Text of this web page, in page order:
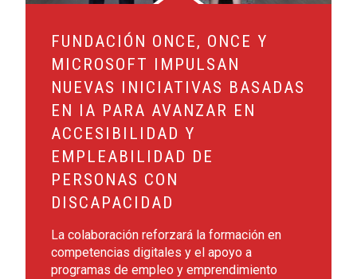
FUNDACIÓN ONCE, ONCE Y
MICROSOFT IMPULSAN
NUEVAS INICIATIVAS BASADAS
EN IA PARA AVANZAR EN
ACCESIBILIDAD Y
EMPLEABILIDAD DE
PERSONAS CON
DISCAPACIDAD
La colaboración reforzará la formación en
competencias digitales y el apoyo a
programas de empleo y emprendimiento